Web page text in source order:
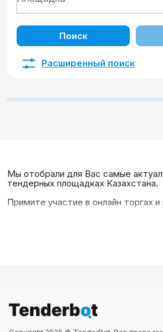
Поиск
Расширенный поиск
Мы отобрали для Вас самые
тендерных площадках Казахстана.
Примите участие в онлайн торгах